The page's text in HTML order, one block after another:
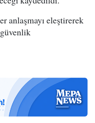
anlaşmayı eleştirerek